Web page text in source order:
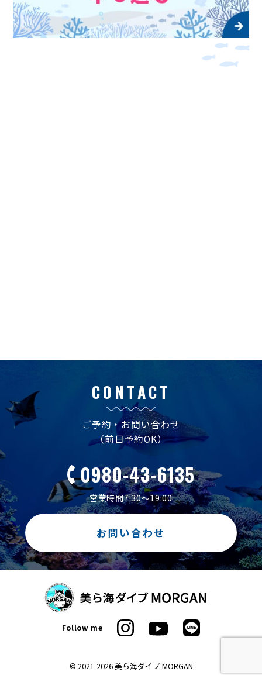
CONTACT
ご予約・お問い合わせ
（前日予約OK）
0980-43-6135
営業時間7:30～19:00
お問い合わせ
Follow me
© 2021-2026 美ら海ダイブ MORGAN